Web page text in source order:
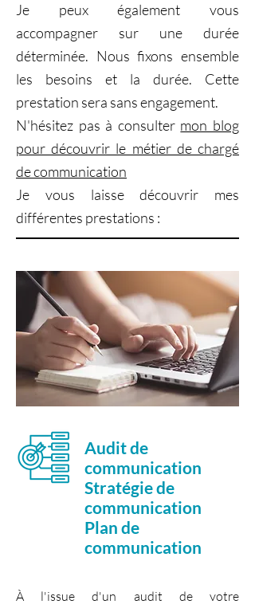
Je peux également vous
accompagner sur une durée
déterminée. Nous fixons ensemble
les besoins et la durée. Cette
prestation sera sans engagement.
N'hésitez pas à consulter mon blog
pour découvrir le métier de chargé
de communication
Je vous laisse découvrir mes
différentes prestations :
Audit de
communication
Stratégie de
communication
Plan de
communication
À l'issue d'un audit de votre